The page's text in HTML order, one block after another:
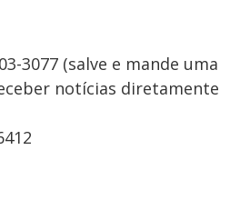
3077 (salve e mande uma
notícias diretamente